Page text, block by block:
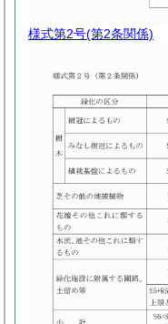
様式第2号(第2条関係)